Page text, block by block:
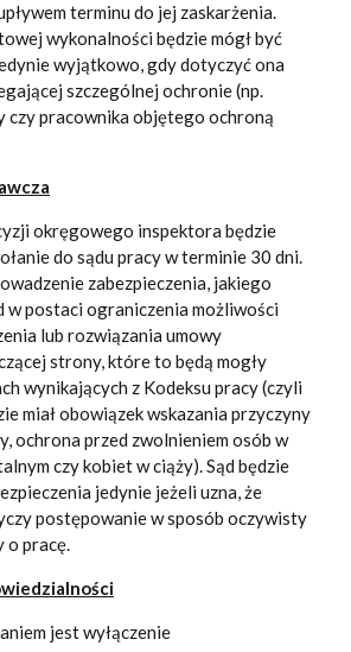
terminu do jej zaskarżenia.
wykonalności będzie mógł być
wyjątkowo, gdy dotyczyć ona
szczególnej ochronie (np.
czy pracownika objętego ochroną
okręgowego inspektora będzie
do sądu pracy w terminie 30 dni.
zabezpieczenia, jakiego
w postaci ograniczenia możliwości
lub rozwiązania umowy
strony, które to będą mogły
wynikających z Kodeksu pracy (czyli
miał obowiązek wskazania przyczyny
ochrona przed zwolnieniem osób w
czy kobiet w ciąży). Sąd będzie
jedynie jeżeli uzna, że
postępowanie w sposób oczywisty
o pracę.
jest wyłączenie